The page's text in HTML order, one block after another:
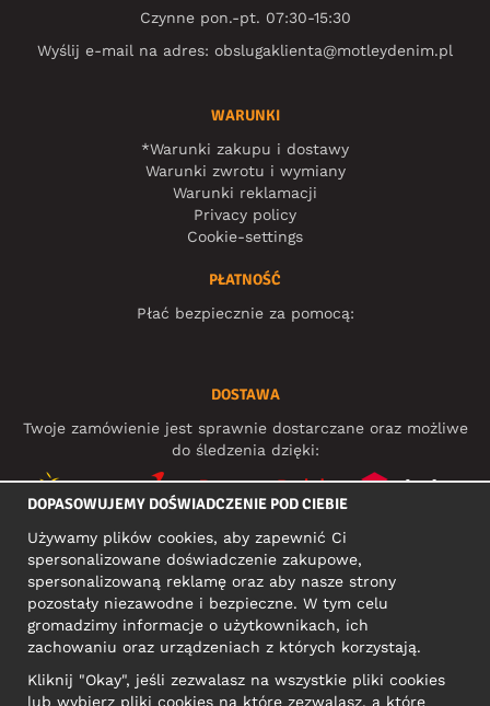
Czynne pon.-pt. 07:30-15:30
Wyślij e-mail na adres: obslugaklienta@motleydenim.pl
WARUNKI
*Warunki zakupu i dostawy
Warunki zwrotu i wymiany
Warunki reklamacji
Privacy policy
Cookie-settings
PŁATNOŚĆ
Płać bezpiecznie za pomocą:
DOSTAWA
Twoje zamówienie jest sprawnie dostarczane oraz możliwe
do śledzenia dzięki:
MEDIA SPOŁECZNOŚCIOWE
ADRES KONTAKTOWY
Narva mnt 5, EE-10117 Tallinn
DOPASOWUJEMY DOŚWIADCZENIE POD CIEBIE
Używamy plików cookies, aby zapewnić Ci
spersonalizowane doświadczenie zakupowe,
spersonalizowaną reklamę oraz aby nasze strony
pozostały niezawodne i bezpieczne. W tym celu
gromadzimy informacje o użytkownikach, ich
zachowaniu oraz urządzeniach z których korzystają.
Kliknij "Okay", jeśli zezwalasz na wszystkie pliki cookies
lub wybierz pliki cookies na które zezwalasz, a które